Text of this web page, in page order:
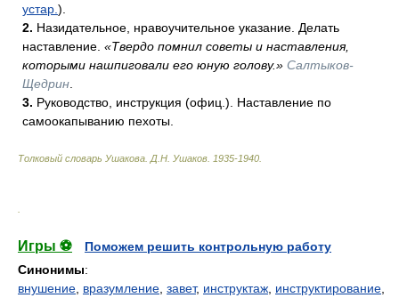
устар. ).
2. Назидательное, нравоучительное указание. Делать
наставление. «Твердо помнил советы и наставления,
которыми нашпиговали его юную голову.» Салтыков-
Щедрин
3. Руководство, инструкция (офиц.). Наставление по
самоокапыванию пехоты.
Толковый словарь Ушакова Д.Н. Ушаков. 1935-1940
Игры ⚽
Поможем решить контрольную работу
Синонимы:
внушение вразумление завет, инструктаж инструктирование